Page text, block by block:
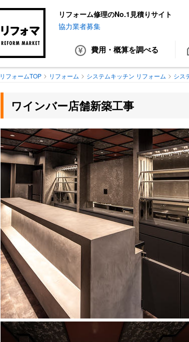
リフォーム修理のNo.1見積りサイト
協力業者募集
費用・概算を調べる
リフォームTOP リフォーム システムキッチン リフォーム シス
ワインバー店舗新築工事